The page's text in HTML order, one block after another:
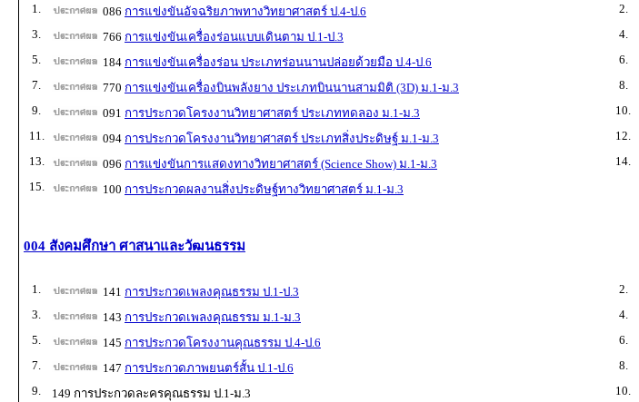
1. 086 การแข่งขันอัจฉริยภาพทางวิทยาศาสตร์ ป.4-ป.6 2.
3.
766 การแข่งขันเครื่องร่อนแบบเดินตาม ป.1-ป.3 4.
5.
184 การแข่งขันเครื่องร่อน ประเภทร่อนนานปล่อยด้วยมือ ป.4-ป.6 6.
7.
770 การแข่งขันเครื่องบินพลังยาง ประเภทบินนานสามมิติ (3D) ม.1-ม.3 8.
9.
091 การประกวดโครงงานวิทยาศาสตร์ ประเภททดลอง ม.1-ม.3 10.
11.
094 การประกวดโครงงานวิทยาศาสตร์ ประเภทสิ่งประดิษฐ์ ม.1-ม.3 12.
13.
096 การแข่งขันการแสดงทางวิทยาศาสตร์ (Science Show) ม.1-ม.3 14.
15.
100 การประกวดผลงานสิ่งประดิษฐ์ทางวิทยาศาสตร์ ม.1-ม.3
004 สังคมศึกษา ศาสนาและวัฒนธรรม
1. 141 การประกวดเพลงคุณธรรม ป.1-ป.3 2.
3.
143 การประกวดเพลงคุณธรรม ม.1-ม.3 4.
5.
145 การประกวดโครงงานคุณธรรม ป.4-ป.6 6.
7.
147 การประกวดภาพยนตร์สั้น ป.1-ป.6 8.
9.
149 การประกวดละครคุณธรรม ป.1-ม.3 10.